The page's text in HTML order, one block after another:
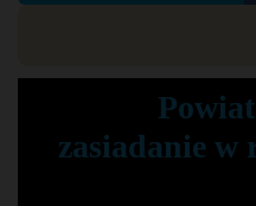
zasiadanie w